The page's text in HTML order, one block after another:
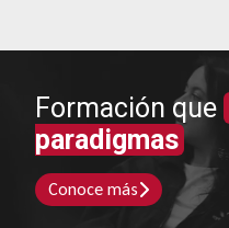
Formación que
paradigmas
Conoce más